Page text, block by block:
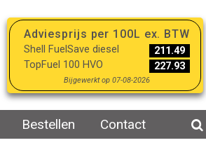
Adviesprijs per 100L ex. BTW
Shell FuelSave diesel
211.49
TopFuel 100 HVO
227.93
Bijgewerkt op 07-08-2026
Bestellen Contact